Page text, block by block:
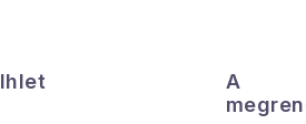
Ihlet
A